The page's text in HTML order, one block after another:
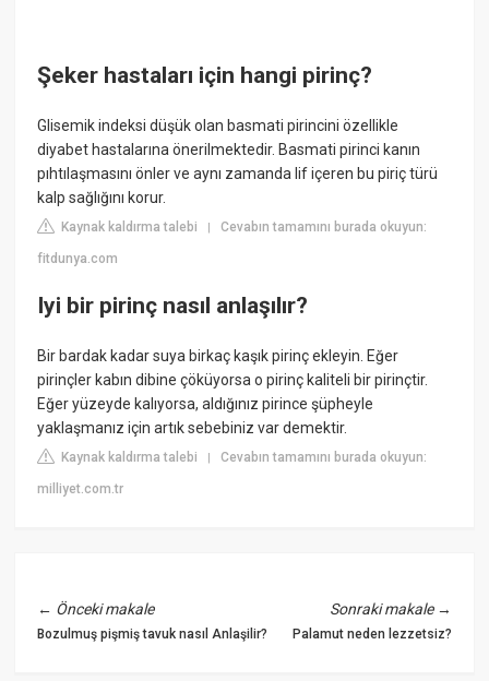
Şeker hastaları için hangi pirinç?
Glisemik indeksi düşük olan basmati pirincini özellikle
diyabet hastalarına önerilmektedir. Basmati pirinci kanın
pıhtılaşmasını önler ve aynı zamanda lif içeren bu piriç türü
kalp sağlığını korur.
Kaynak kaldırma talebi |Cevabın tamamını burada okuyun:
fitdunya.com
Iyi bir pirinç nasıl anlaşılır?
Bir bardak kadar suya birkaç kaşık pirinç ekleyin. Eğer
pirinçler kabın dibine çöküyorsa o pirinç kaliteli bir pirinçtir.
Eğer yüzeyde kalıyorsa, aldığınız pirince şüpheyle
yaklaşmanız için artık sebebiniz var demektir.
Kaynak kaldırma talebi |Cevabın tamamını burada okuyun:
milliyet.com.tr
← Önceki makale
Bozulmuş pişmiş tavuk nasıl Anlaşilir?
Sonraki makale→
Palamut neden lezzetsiz?